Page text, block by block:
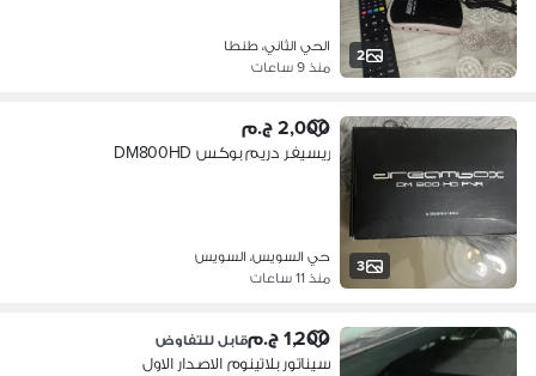
2
الحي الثاني، طنطا
منذ 9 ساعات
3
2,000 ج.م
ريسيفر دريم بوكس DM800HD
حي السويس، السويس
منذ 11 ساعات
1,200 ج.م قابل للتفاوض
سيناتور بلاتينوم الاصدار الاول